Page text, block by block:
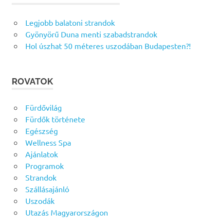
Legjobb balatoni strandok
Gyönyörű Duna menti szabadstrandok
Hol úszhat 50 méteres uszodában Budapesten?!
ROVATOK
Fürdővilág
Fürdők története
Egészség
Wellness Spa
Ajánlatok
Programok
Strandok
Szállásajánló
Uszodák
Utazás Magyarországon